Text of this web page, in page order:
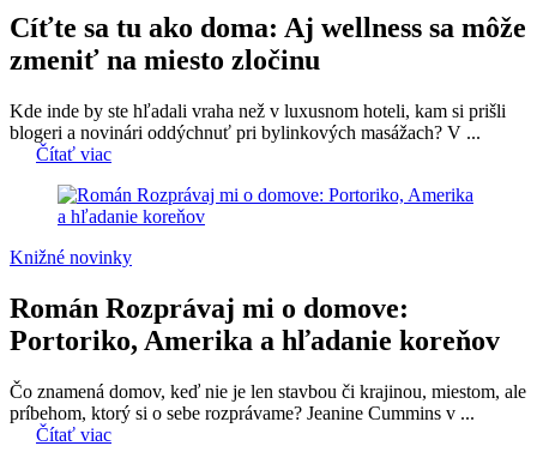
Cíťte sa tu ako doma: Aj wellness sa môže
zmeniť na miesto zločinu
Kde inde by ste hľadali vraha než v luxusnom hoteli, kam si prišli
blogeri a novinári oddýchnuť pri bylinkových masážach? V ...
Čítať viac
Knižné novinky
Román Rozprávaj mi o domove:
Portoriko, Amerika a hľadanie koreňov
Čo znamená domov, keď nie je len stavbou či krajinou, miestom, ale
príbehom, ktorý si o sebe rozprávame? Jeanine Cummins v ...
Čítať viac